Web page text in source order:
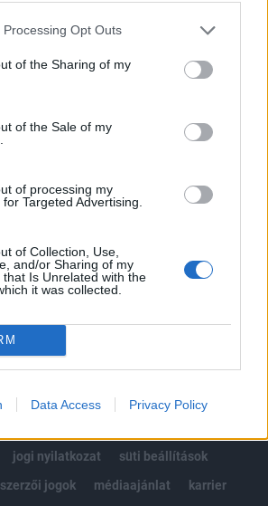
Opt Outs
of the Sharing of my
of the Sale of my
of processing my
Targeted Advertising.
of Collection, Use,
and/or Sharing of my
that Is Unrelated with the
it was collected.
Data Access Privacy Policy
portfolio.hu hírarchívumához
cikkarchívum
elmúlt 2 év napon belüli
VAGY?BEJELENTKEZÉS
jogi nyilatkozat
süti beállítások
szerzői jogok médiaajánlat karrier